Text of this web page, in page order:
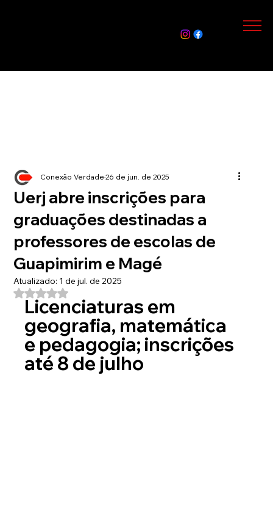
Uerj abre inscrições para
graduações destinadas a
professores de escolas de
Guapimirim e Magé
Conexão Verdade26 de jun. de 2025
Atualizado: 1 de jul. de 2025
Avaliado com NaN de 5 estrelas.
Licenciaturas em
geografia, matemática
e pedagogia; inscrições
até 8 de julho